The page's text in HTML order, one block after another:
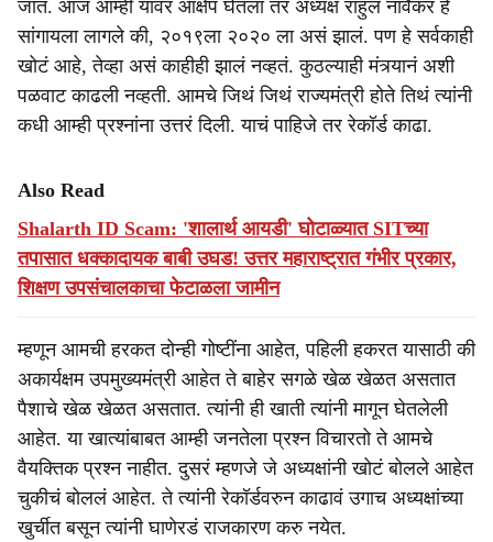
जातं. आज आम्ही यावर आक्षेप घेतला तर अध्यक्ष राहुल नार्वेकर हे
सांगायला लागले की, २०१९ला २०२० ला असं झालं. पण हे सर्वकाही
खोटं आहे, तेव्हा असं काहीही झालं नव्हतं. कुठल्याही मंत्र्यानं अशी
पळवाट काढली नव्हती. आमचे जिथं जिथं राज्यमंत्री होते तिथं त्यांनी
कधी आम्ही प्रश्नांना उत्तरं दिली. याचं पाहिजे तर रेकॉर्ड काढा.
Also Read
Shalarth ID Scam: 'शालार्थ आयडी' घोटाळ्यात SITच्या
तपासात धक्कादायक बाबी उघड! उत्तर महाराष्ट्रात गंभीर प्रकार,
शिक्षण उपसंचालकाचा फेटाळला जामीन
म्हणून आमची हरकत दोन्ही गोष्टींना आहेत, पहिली हकरत यासाठी की
अकार्यक्षम उपमुख्यमंत्री आहेत ते बाहेर सगळे खेळ खेळत असतात
पैशाचे खेळ खेळत असतात. त्यांनी ही खाती त्यांनी मागून घेतलेली
आहेत. या खात्यांबाबत आम्ही जनतेला प्रश्न विचारतो ते आमचे
वैयक्तिक प्रश्न नाहीत. दुसरं म्हणजे जे अध्यक्षांनी खोटं बोलले आहेत
चुकीचं बोललं आहेत. ते त्यांनी रेकॉर्डवरुन काढावं उगाच अध्यक्षांच्या
खुर्चीत बसून त्यांनी घाणेरडं राजकारण करु नयेत.